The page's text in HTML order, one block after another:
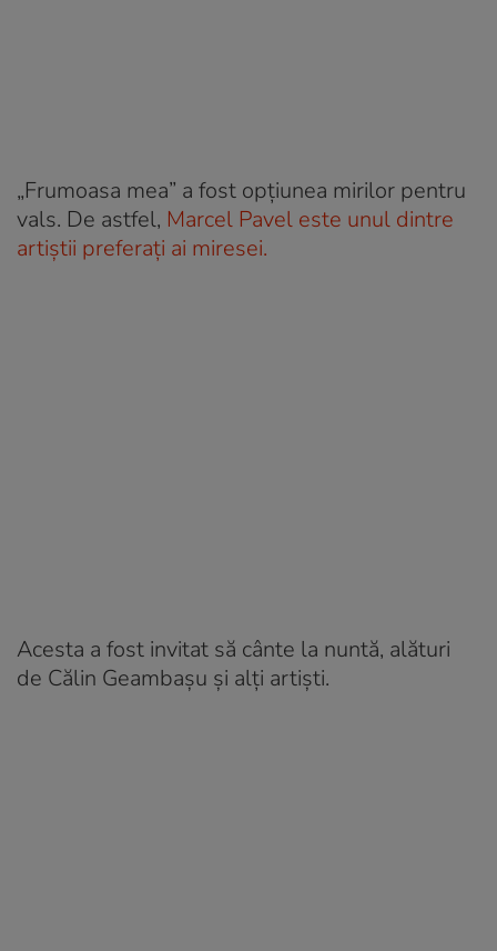
„Frumoasa mea” a fost opțiunea mirilor pentru
vals. De astfel, Marcel Pavel este unul dintre
artiștii preferați ai miresei.
Acesta a fost invitat să cânte la nuntă, alături
de Călin Geambașu și alți artiști.